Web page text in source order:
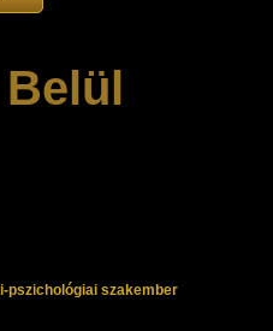
Belül
pszichológiai szakember